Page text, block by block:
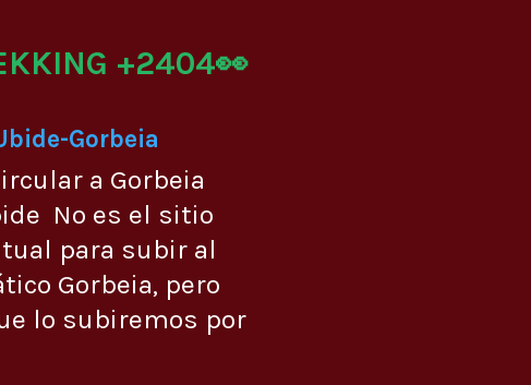
+2404👀
Gorbeia
a Gorbeia
No es el sitio
para subir al
Gorbeia, pero
lo subiremos por